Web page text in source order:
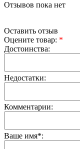
Отзывов пока нет
Оставить отзыв
Оцените товар: *
Достоинства:
Недостатки:
Комментарии:
Ваше имя*: